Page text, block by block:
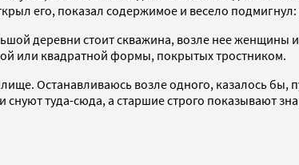
его, показал содержимое и весело подмигнул:
деревни стоит скважина, возле нее женщины
или квадратной формы, покрытых тростником.
Останавливаюсь возле одного, казалось бы,
снуют туда-сюда, а старшие строго показывают